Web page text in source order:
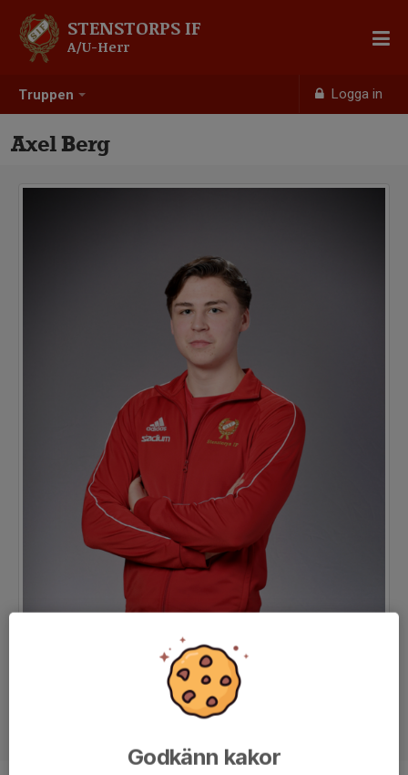
Truppen Logga in
STENSTORPS IF
A/U-Herr
Axel Berg
Godkänn kakor